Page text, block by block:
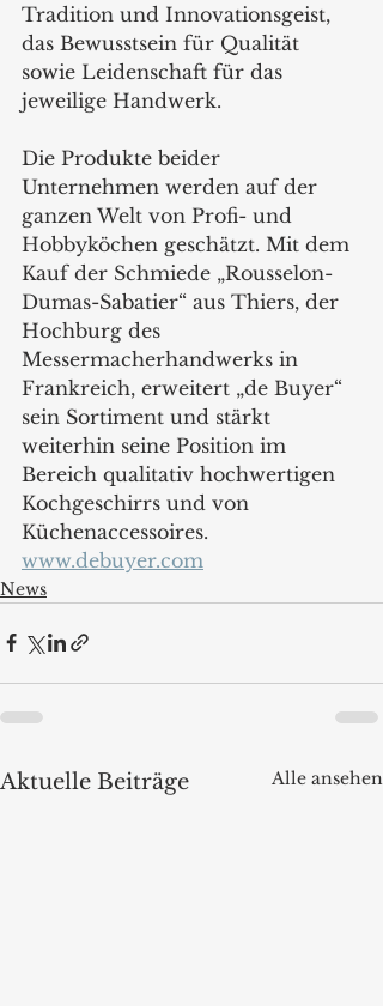
Tradition und Innovationsgeist,
das Bewusstsein für Qualität
sowie Leidenschaft für das
jeweilige Handwerk.
Die Produkte beider
Unternehmen werden auf der
ganzen Welt von Profi- und
Hobbyköchen geschätzt. Mit dem
Kauf der Schmiede „Rousselon-
Dumas-Sabatier“ aus Thiers, der
Hochburg des
Messermacherhandwerks in
Frankreich, erweitert „de Buyer“
sein Sortiment und stärkt
weiterhin seine Position im
Bereich qualitativ hochwertigen
Kochgeschirrs und von
Küchenaccessoires.
www.debuyer.com
News
Aktuelle Beiträge Alle ansehen